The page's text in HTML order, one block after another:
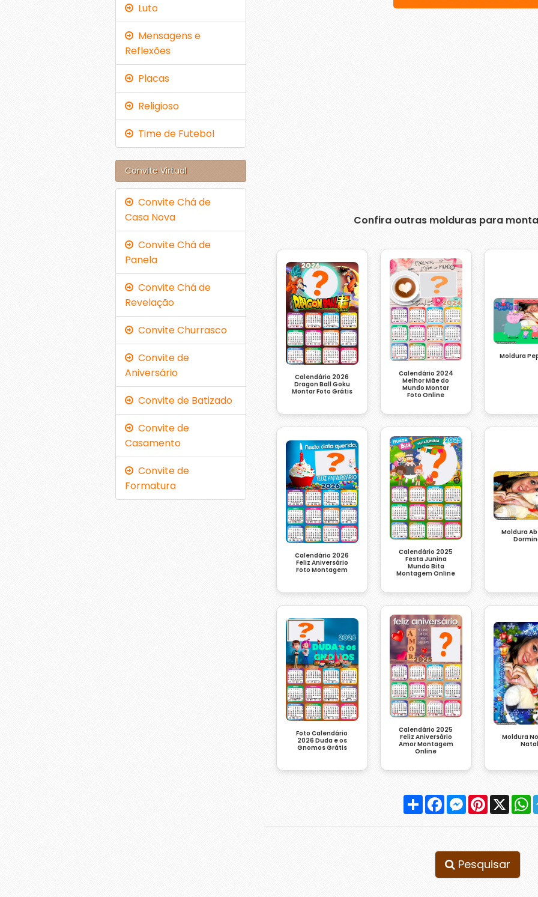
Confira outras molduras para
Calendário 2026
Dragon Ball Goku
Montar Foto Grátis
Calendário 2024
Melhor Mãe do
Mundo Montar
Foto Online
Moldura
Calendário 2026
Feliz Aniversário
Foto Montagem
Calendário 2025
Festa Junina
Mundo Bita
Montagem Online
Moldura
Foto Calendário
2026 Duda e os
Gnomos Grátis
Calendário 2025
Feliz Aniversário
Amor Montagem
Online
Moldura
Compartilhar
FacebookMessenger
Pinterest
X
Pesquisar
Luto
Mensagens e
Reflexões
Placas
Religioso
Time de Futebol
Convite Virtual
Convite Chá de
Casa Nova
Convite Chá de
Panela
Convite Chá de
Revelação
Convite Churrasco
Convite de
Aniversário
Convite de Batizado
Convite de
Casamento
Convite de
Formatura